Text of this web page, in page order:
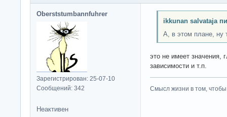
Oberststumbannfuhrer
Зарегистрирован: 25-07-10
Сообщений: 342
ikkunan salvataja
А, в этом плане, ну
это не имеет значения,
зависимости и т.п.
Смысл жизни в том,
Неактивен